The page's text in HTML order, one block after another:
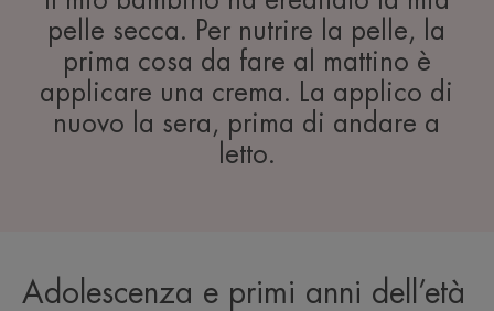
pelle secca. Per nutrire la pelle, la
prima cosa da fare al mattino è
applicare una crema. La applico di
nuovo la sera, prima di andare a
letto.
Adolescenza e primi anni dell’età